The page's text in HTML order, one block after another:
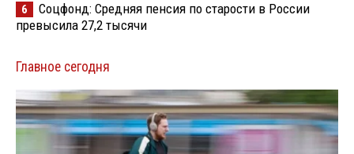
6
Соцфонд: Средняя пенсия по старости в России
превысила 27,2 тысячи
Главное сегодня